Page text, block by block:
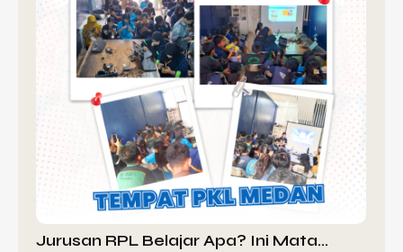
Jurusan RPL Belajar Apa? Ini Mata…